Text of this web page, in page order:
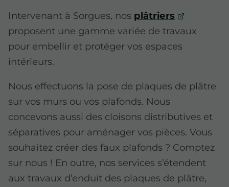
Intervenant à Sorgues, nos plâtriers
proposent une gamme variée de travaux
pour embellir et protéger vos espaces
intérieurs.
Nous effectuons la pose de plaques de plâtre
sur vos murs ou vos plafonds. Nous
concevons aussi des cloisons distributives et
séparatives pour aménager vos pièces. Vous
souhaitez créer des faux plafonds ? Comptez
sur nous ! En outre, nos services s’étendent
aux travaux d’enduit des plaques de plâtre,